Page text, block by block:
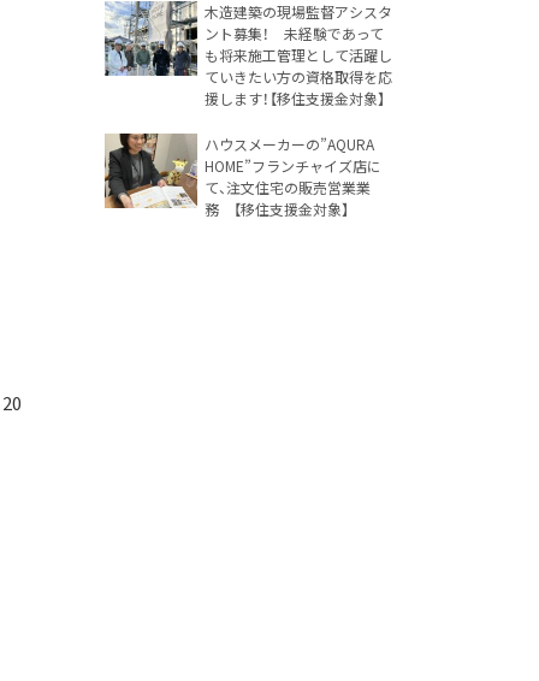
木造建築の現場監督アシスタ
ント募集！ 未経験であって
も将来施工管理として活躍し
ていきたい方の資格取得を応
援します！【移住支援金対象】
ハウスメーカーの”AQURA
HOME”フランチャイズ店に
て、注文住宅の販売営業業
務 【移住支援金対象】